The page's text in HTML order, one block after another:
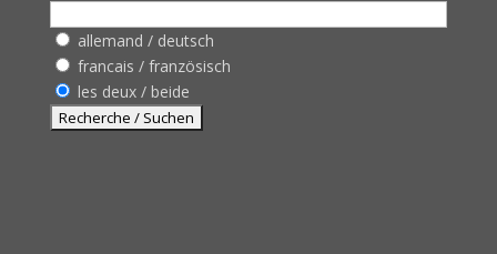
allemand / deutsch
francais / französisch
les deux / beide